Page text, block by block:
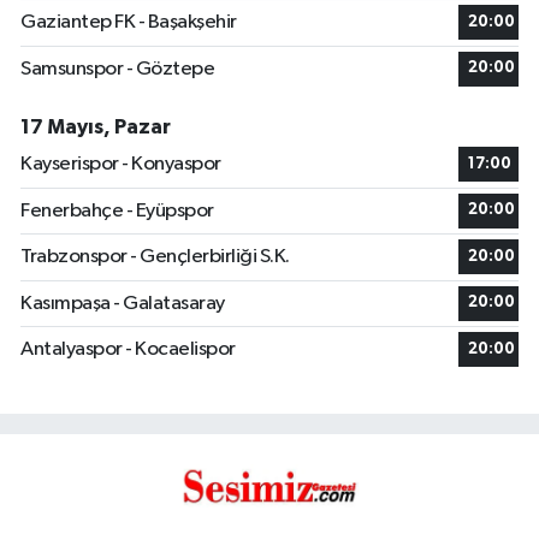
Gaziantep FK - Başakşehir 20:00
Samsunspor - Göztepe 20:00
17 Mayıs, Pazar
Kayserispor - Konyaspor
17:00
Fenerbahçe - Eyüpspor 20:00
Trabzonspor - Gençlerbirliği S.K. 20:00
Kasımpaşa - Galatasaray 20:00
Antalyaspor - Kocaelispor 20:00